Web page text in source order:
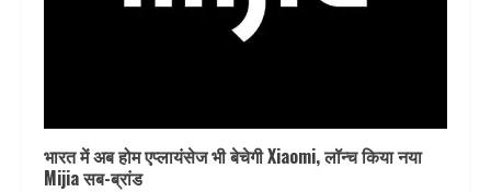
भारत में अब होम एप्लायंसेज भी बेचेगी Xiaomi, लॉन्च किया नया
Mijia सब-ब्रांड